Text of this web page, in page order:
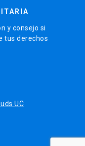
y consejo si
tus derechos
UC